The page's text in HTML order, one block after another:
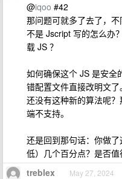
@iqoo #42
那问题可就多了去了，
不是 Jscript 写的怎么办
载 JS ？
如何确保这个 JS 是安全
错配置文件直接改明文
还没有这种新的算法呢
端不支持。
还是回到那句话：你做
低）几个百分点？是否值
treblex May 27, 2024